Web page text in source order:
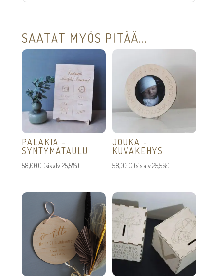
SAATAT MYÖS PITÄÄ...
PALAKIA -
SYNTYMÄTAULU
58,00€ (sis alv 25,5%)
JOUKA -
KUVAKEHYS
58,00€ (sis alv 25,5%)